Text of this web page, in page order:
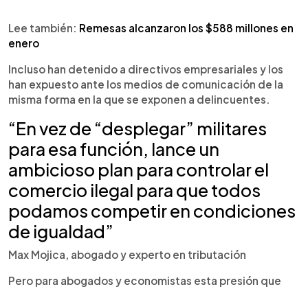
Lee también: Remesas alcanzaron los $588 millones en
enero
Incluso han detenido a directivos empresariales y los
han expuesto ante los medios de comunicación de la
misma forma en la que se exponen a delincuentes.
“En vez de “desplegar” militares
para esa función, lance un
ambicioso plan para controlar el
comercio ilegal para que todos
podamos competir en condiciones
de igualdad”
Max Mojica, abogado y experto en tributación
Pero para abogados y economistas esta presión que